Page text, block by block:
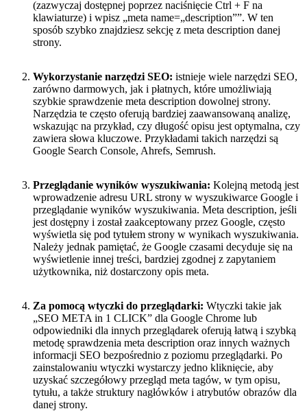
(zazwyczaj dostępnej poprzez naciśnięcie Ctrl + F na
klawiaturze) i wpisz „meta name=„description””. W ten
sposób szybko znajdziesz sekcję z meta description danej
strony.
Wykorzystanie narzędzi SEO: istnieje wiele narzędzi SEO,
zarówno darmowych, jak i płatnych, które umożliwiają
szybkie sprawdzenie meta description dowolnej strony.
Narzędzia te często oferują bardziej zaawansowaną analizę,
wskazując na przykład, czy długość opisu jest optymalna, czy
zawiera słowa kluczowe. Przykładami takich narzędzi są
Google Search Console, Ahrefs, Semrush.
Przeglądanie wyników wyszukiwania: Kolejną metodą jest
wprowadzenie adresu URL strony w wyszukiwarce Google i
przeglądanie wyników wyszukiwania. Meta description, jeśli
jest dostępny i został zaakceptowany przez Google, często
wyświetla się pod tytułem strony w wynikach wyszukiwania.
Należy jednak pamiętać, że Google czasami decyduje się na
wyświetlenie innej treści, bardziej zgodnej z zapytaniem
użytkownika, niż dostarczony opis meta.
Za pomocą wtyczki do przeglądarki: Wtyczki takie jak
„SEO META in 1 CLICK” dla Google Chrome lub
odpowiedniki dla innych przeglądarek oferują łatwą i szybką
metodę sprawdzenia meta description oraz innych ważnych
informacji SEO bezpośrednio z poziomu przeglądarki. Po
zainstalowaniu wtyczki wystarczy jedno kliknięcie, aby
uzyskać szczegółowy przegląd meta tagów, w tym opisu,
tytułu, a także struktury nagłówków i atrybutów obrazów dla
danej strony.